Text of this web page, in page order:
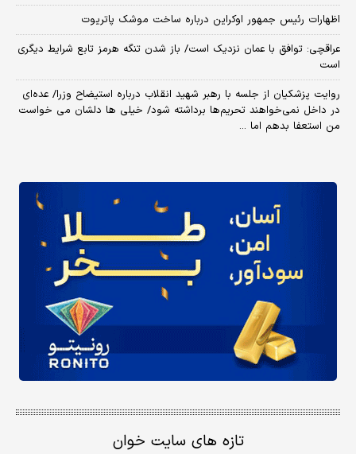
اظهارات رئیس جمهور اوکراین درباره ساخت موشک پاتریوت
عراقچی: توافق با عمان نزدیک است/ باز شدن تنگه هرمز تابع شرایط دیگری
است
روایت پزشکیان از جلسه با رهبر شهید انقلاب درباره استیضاح وزرا/ عده‌ای
در داخل نمی‌خواهند تحریم‌ها برداشته شود/ خیلی ها دلشان می خواست
من استعفا بدهم اما ...
تازه های سایت خوان